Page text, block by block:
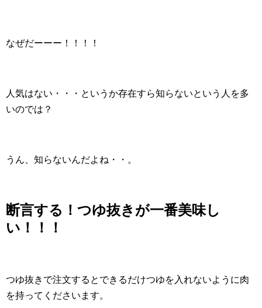
なぜだーーー！！！！
人気はない・・・というか存在すら知らないという人を多
いのでは？
うん、知らないんだよね・・。
断言する！つゆ抜きが一番美味し
い！！！
つゆ抜きで注文するとできるだけつゆを入れないように肉
を持ってくださいます。